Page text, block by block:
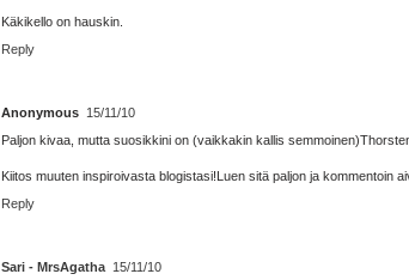
Käkikello on hauskin.
Reply
Anonymous 15/11/10
Paljon kivaa, mutta suosikkini on (vaikkakin kallis
Kiitos muuten inspiroivasta blogistasi!Luen sitä paljon ja kommentoin
Reply
Sari - MrsAgatha 15/11/10